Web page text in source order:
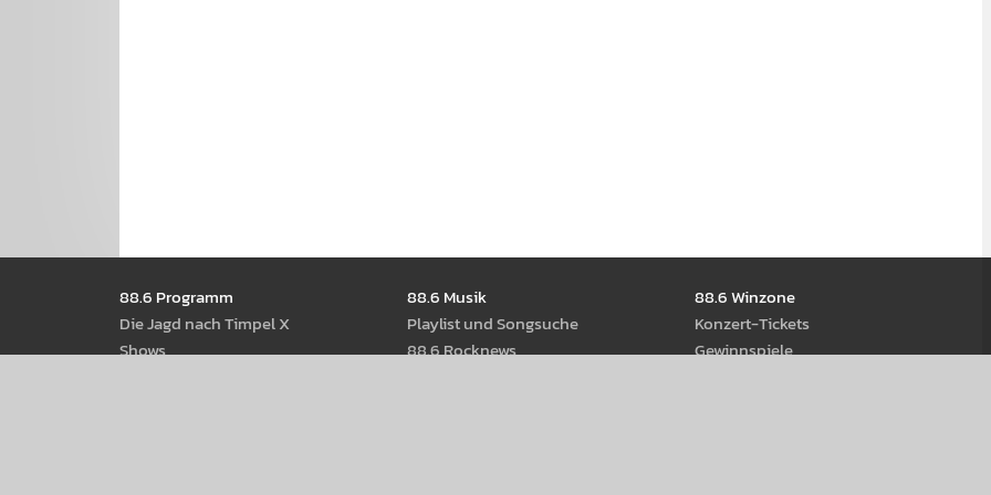
Seitennavigation
88.6 Pro­gramm
Die Jagd nach Timpel X
Shows
88.6 Musik
Play­list und Song­suche
88.6 Rock­news
88.6 Winzone
Kon­zert-Tickets
Gewinn­spiele